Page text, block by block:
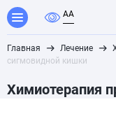
AA
Главная Лечение
сигмовидной кишки
Химиотерапия